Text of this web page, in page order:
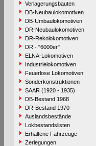
Verlagerungsbauten
DB-Neubaulokomotiven
DB-Umbaulokomotiven
DR-Neubaulokomotiven
DR-Rekolokomotiven
DR - "6000er"
ELNA-Lokomotiven
Industrielokomotiven
Feuerlose Lokomotiven
Sonderkonstruktionen
SAAR (1920 - 1935)
DB-Bestand 1968
DR-Bestand 1970
Auslandsbestände
Lokbestandslisten
Erhaltene Fahrzeuge
Zerlegungen